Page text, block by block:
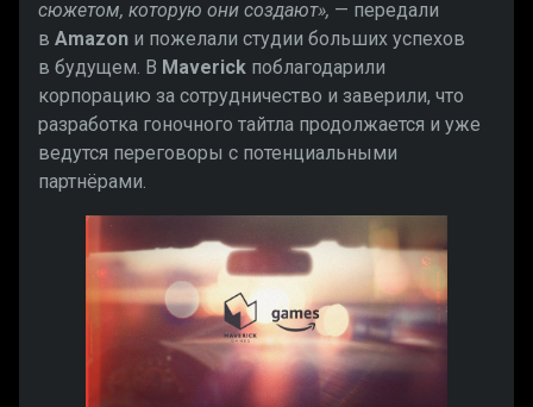
сюжетом, которую они создают», — передали
в Amazon и пожелали студии больших успехов
в будущем. В Maverick поблагодарили
корпорацию за сотрудничество и заверили, что
разработка гоночного тайтла продолжается и уже
ведутся переговоры с потенциальными
партнёрами.